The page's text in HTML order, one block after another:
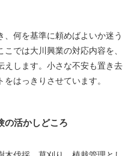
何を基準に頼めばよいか迷う
では大川興業の対応内容を、
えします。小さな不安も置き去
はっきりさせています。
の活かしどころ